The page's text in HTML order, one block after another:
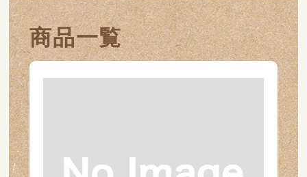
商品一覧